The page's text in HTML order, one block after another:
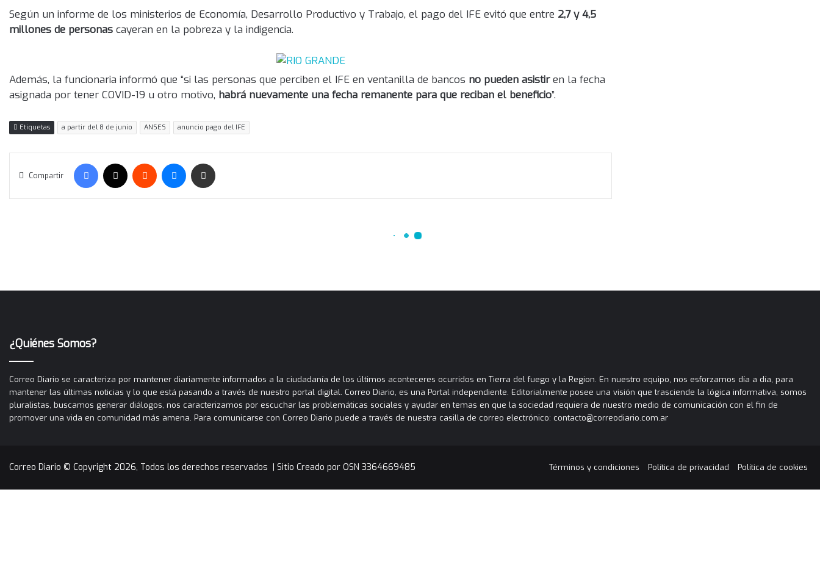
¿Quiénes Somos?
Correo Diario se caracteriza por mantener diariamente informados a la ciudadanía de los últimos aconteceres ocurridos en Tierra del fuego y la Region. En nuestro equipo, nos esforzamos día a día, para
mantener las últimas noticias y lo que está pasando a través de nuestro portal digital. Correo Diario, es una Portal independiente. Editorialmente posee una visión que trasciende la lógica informativa, somos
pluralistas, buscamos generar diálogos, nos caracterizamos por escuchar las problemáticas sociales y ayudar en temas en que la sociedad requiera de nuestro medio de comunicación con el fin de
promover una vida en comunidad más amena. Para comunicarse con Correo Diario puede a través de nuestra casilla de correo electrónico: contacto@correodiario.com.ar
Correo Diario © Copyright 2026, Todos los derechos reservados | Sitio Creado por OSN 3364669485 Términos y condiciones Política de privacidad Política de cookies